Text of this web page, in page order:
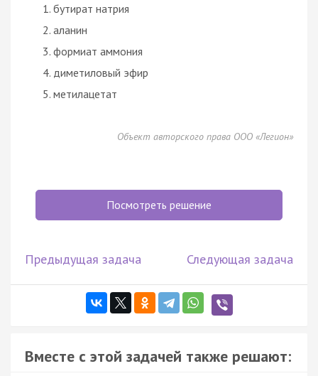
бутират натрия
аланин
формиат аммония
диметиловый эфир
метилацетат
Объект авторского права ООО «Легион»
Посмотреть решение
Предыдущая задача Следующая задача
Вместе с этой задачей также решают: